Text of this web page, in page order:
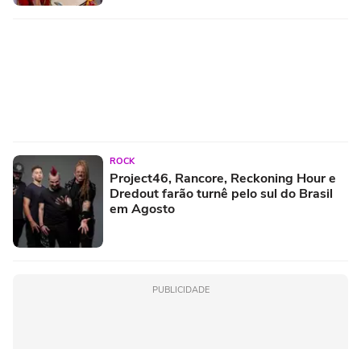
ROCK
Project46, Rancore, Reckoning Hour e
Dredout farão turnê pelo sul do Brasil
em Agosto
PUBLICIDADE